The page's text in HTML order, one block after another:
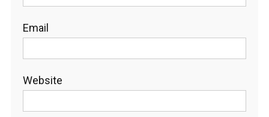
Email
Website